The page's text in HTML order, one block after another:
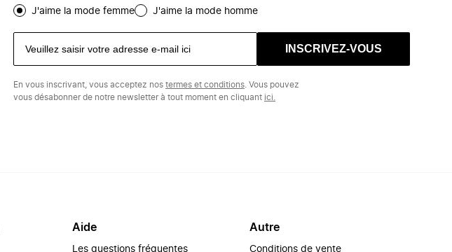
J'aime la mode femme J'aime la mode homme
INSCRIVEZ-VOUS
En vous inscrivant, vous acceptez nos termes et conditions . Vous pouvez
vous désabonner de notre newsletter à tout moment en cliquant ici.
Aide
Les questions fréquentes
Autre
Conditions de vente